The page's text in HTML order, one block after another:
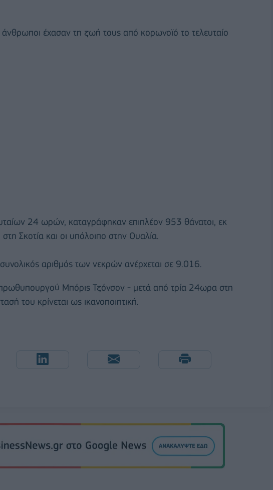
έχασαν τη ζωή τους από κορωνοϊό το τελευταίο
24 ωρών, καταγράφηκαν επιπλέον 953 θάνατοι, εκ
Σκοτία και οι υπόλοιπο στην Ουαλία.
αριθμός των νεκρών ανέρχεται σε 9.016.
Μπόρις Τζόνσον - μετά από τρία 24ωρα στη
του κρίνεται ως ικανοποιητική.